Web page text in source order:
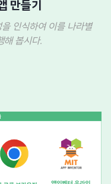
만들기
인식하여 이를 나라별
해 봅시다.